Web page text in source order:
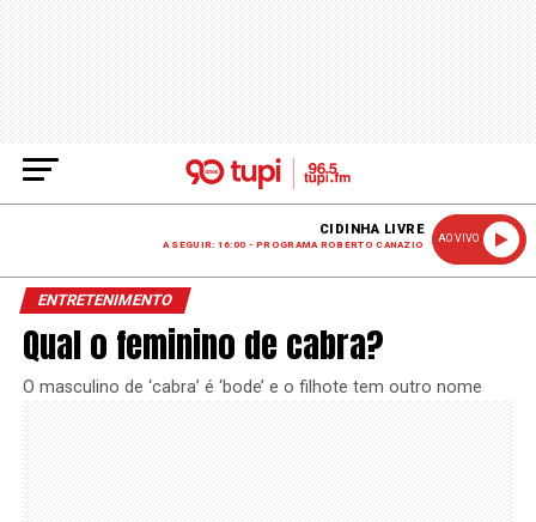
CIDINHA LIVRE
A SEGUIR: 16:00 - PROGRAMA ROBERTO CANAZIO
AO VIVO
ENTRETENIMENTO
Qual o feminino de cabra?
O masculino de ‘cabra’ é ‘bode’ e o filhote tem outro nome